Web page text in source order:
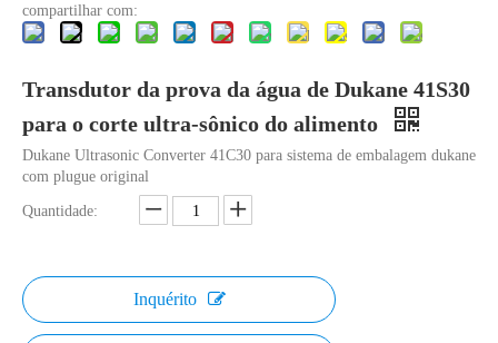
compartilhar com:
Transdutor da prova da água de Dukane 41S30
para o corte ultra-sônico do alimento
Dukane Ultrasonic Converter 41C30 para sistema de embalagem dukane
com plugue original
Quantidade:
Inquérito